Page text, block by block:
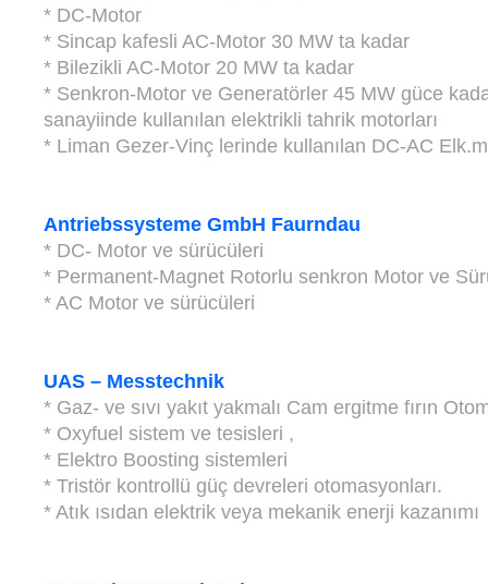
* DC-Motor
* Sincap kafesli AC-Motor 30 MW ta kadar
* Bilezikli AC-Motor 20 MW ta kadar
* Senkron-Motor ve Generatörler 45 MW güce
sanayiinde kullanılan elektrikli tahrik motorları
* Liman Gezer-Vinç lerinde kullanılan DC-AC
Antriebssysteme GmbH Faurndau
* DC- Motor ve sürücüleri
* Permanent-Magnet Rotorlu senkron Motor ve
* AC Motor ve sürücüleri
UAS – Messtechnik
* Gaz- ve sıvı yakıt yakmalı Cam ergitme fırın
* Oxyfuel sistem ve tesisleri ,
* Elektro Boosting sistemleri
* Tristör kontrollü güç devreleri otomasyonları.
* Atık ısıdan elektrik veya mekanik enerji kazanımı